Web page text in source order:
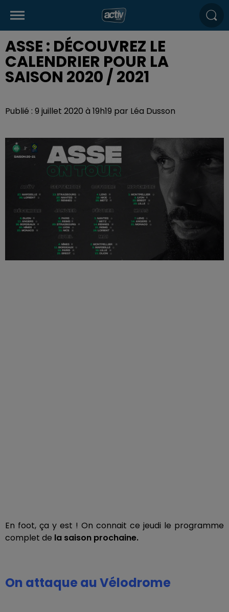
ASSE : DÉCOUVREZ LE
CALENDRIER POUR LA
SAISON 2020 / 2021
Publié : 9 juillet 2020 à 19h19 par Léa Dusson
En foot, ça y est ! On connait ce jeudi le programme
complet de la saison prochaine.
On attaque au Vélodrome